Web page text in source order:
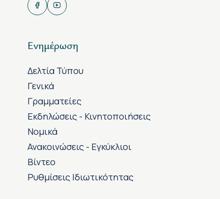
Ενημέρωση
Δελτία Τύπου
Γενικά
Γραμματείες
Εκδηλώσεις - Κινητοποιήσεις
Νομικά
Ανακοινώσεις - Εγκύκλιοι
Βίντεο
Ρυθμίσεις Ιδιωτικότητας